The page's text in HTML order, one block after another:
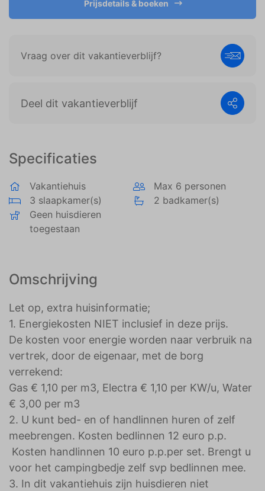
Specificaties
Vakantiehuis
Max 6 personen
3 slaapkamer(s)
2 badkamer(s)
Geen huisdieren
toegestaan
Omschrijving
Let op, extra huisinformatie;
1. Energiekosten NIET inclusief in deze prijs.
De kosten voor energie worden naar verbruik na
vertrek, door de eigenaar, met de borg
verrekend:
Gas € 1,10 per m3, Electra € 1,10 per KW/u, Water
€ 3,00 per m3
2. U kunt bed- en of handlinnen huren of zelf
meebrengen. Kosten bedlinnen 12 euro p.p.
Kosten handlinnen 10 euro p.p.per set. Brengt u
voor het campingbedje zelf svp bedlinnen mee.
3. In dit vakantiehuis zijn huisdieren niet
Prijsdetails & boeken
Vraag over dit vakantieverblijf?
Deel dit vakantieverblijf
weergeven die zijn afgestemd op en relevant zijn